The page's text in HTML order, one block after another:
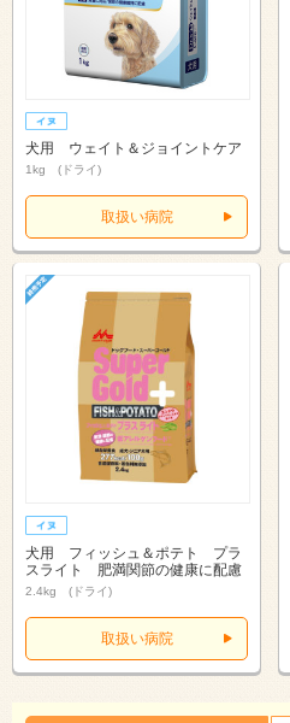
犬用 ウェイト＆ジョイントケア
1kg (ドライ)
取扱い病院
犬用 フィッシュ＆ポテト プラ
スライト 肥満関節の健康に配慮
2.4kg (ドライ)
取扱い病院